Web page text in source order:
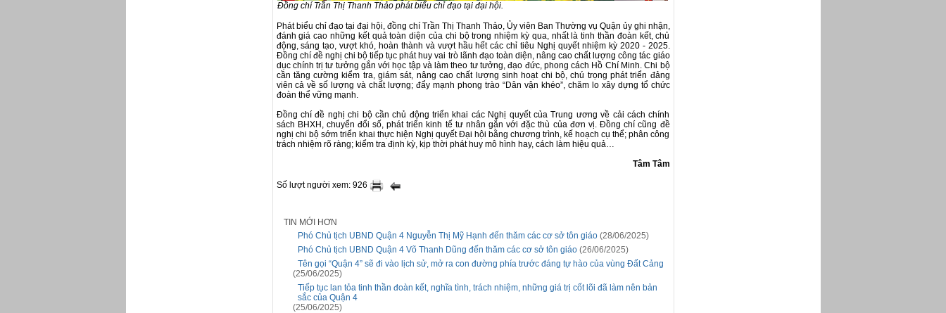
Đồng chí Trần Thị Thanh Thảo phát biểu chỉ đạo tại đại hội.
Phát biểu chỉ đạo tại đại hội, đồng chí Trần Thị Thanh Thảo, Ủy viên Ban Thường vụ Quận ủy ghi nhận,
đánh giá cao những kết quả toàn diện của chi bộ trong nhiệm kỳ qua, nhất là tinh thần đoàn kết, chủ
động, sáng tạo, vượt khó, hoàn thành và vượt hầu hết các chỉ tiêu Nghị quyết nhiệm kỳ 2020 - 2025.
Đồng chí đề nghị chi bộ tiếp tục phát huy vai trò lãnh đạo toàn diện, nâng cao chất lượng công tác giáo
dục chính trị tư tưởng gắn với học tập và làm theo tư tưởng, đạo đức, phong cách Hồ Chí Minh. Chi bộ
cần tăng cường kiểm tra, giám sát, nâng cao chất lượng sinh hoạt chi bộ, chú trọng phát triển đảng
viên cả về số lượng và chất lượng; đẩy mạnh phong trào “Dân vận khéo”, chăm lo xây dựng tổ chức
đoàn thể vững mạnh.
Đồng chí đề nghị chi bộ cần chủ động triển khai các Nghị quyết của Trung ương về cải cách chính
sách BHXH, chuyển đổi số, phát triển kinh tế tư nhân gắn với đặc thù của đơn vị. Đồng chí cũng đề
nghị chi bộ sớm triển khai thực hiện Nghị quyết Đại hội bằng chương trình, kế hoạch cụ thể; phân công
trách nhiệm rõ ràng; kiểm tra định kỳ, kịp thời phát huy mô hình hay, cách làm hiệu quả…
Tâm Tâm
Số lượt người xem: 926
TIN MỚI HƠN
Phó Chủ tịch UBND Quận 4 Nguyễn Thị Mỹ Hạnh đến thăm các cơ sở tôn giáo(28/06/2025)
Phó Chủ tịch UBND Quận 4 Võ Thanh Dũng đến thăm các cơ sở tôn giáo(26/06/2025)
Tên gọi “Quận 4” sẽ đi vào lịch sử, mở ra con đường phía trước đáng tự hào của vùng Đất Cảng
(25/06/2025)
Tiếp tục lan tỏa tinh thần đoàn kết, nghĩa tình, trách nhiệm, những giá trị cốt lõi đã làm nên bản
sắc của Quận 4
(25/06/2025)